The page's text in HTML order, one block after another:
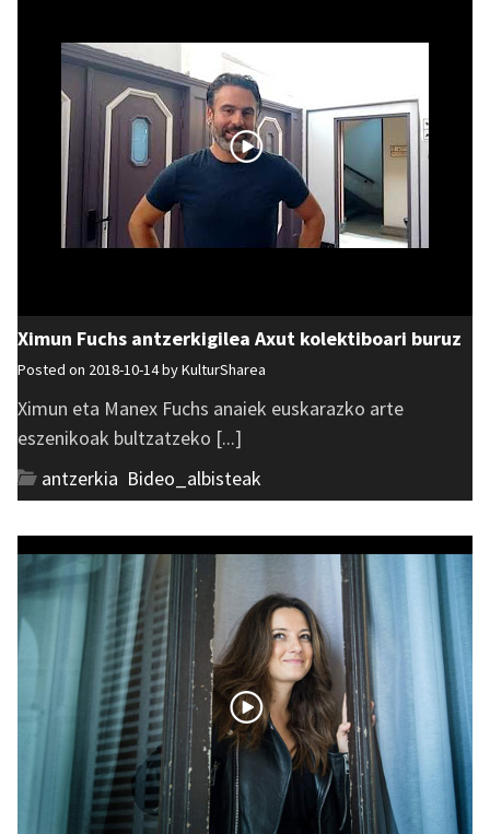
Ximun Fuchs antzerkigilea Axut kolektiboari buruz
Posted on 2018-10-14 byKulturSharea
Ximun eta Manex Fuchs anaiek euskarazko arte
eszenikoak bultzatzeko [...]
antzerkia Bideo_albisteak